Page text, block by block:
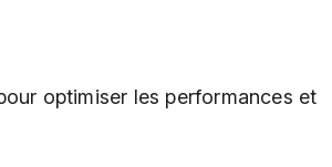
optimiser les performances et